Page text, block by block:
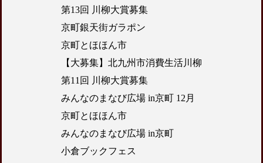
第13回 川柳大賞募集
京町銀天街ガラポン
京町とほほん市
【大募集】北九州市消費生活川柳
第11回 川柳大賞募集
みんなのまなび広場 in京町 12月
京町とほほん市
みんなのまなび広場 in京町
小倉ブックフェス